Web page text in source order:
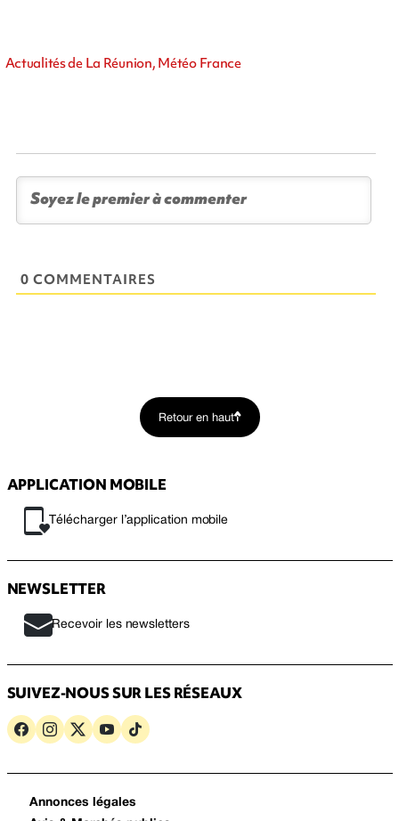
Actualités de La Réunion, Météo France
0 COMMENTAIRES
Retour en haut
APPLICATION MOBILE
Télécharger l’application mobile
NEWSLETTER
Recevoir les newsletters
SUIVEZ-NOUS SUR LES RÉSEAUX
Annonces légales